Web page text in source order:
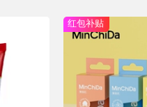
红包补贴